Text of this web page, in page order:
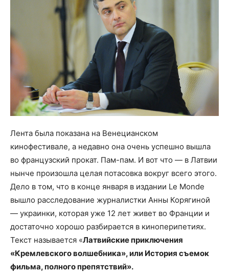
Лента была показана на Венецианском
кинофестивале, а недавно она очень успешно вышла
во французский прокат. Пам-пам. И вот что — в Латвии
нынче произошла целая потасовка вокруг всего этого.
Дело в том, что в конце января в издании Le Monde
вышло расследование журналистки Анны Корягиной
— украинки, которая уже 12 лет живет во Франции и
достаточно хорошо разбирается в киноперипетиях.
Текст называется «Латвийские приключения
«Кремлевского волшебника», или История съемок
фильма, полного препятствий».